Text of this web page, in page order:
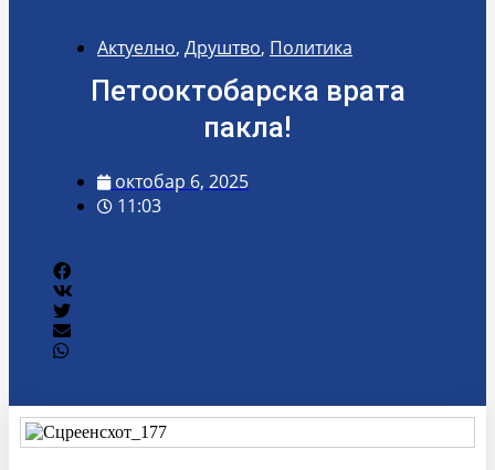
Актуелно, Друштво, Политика
Петооктобарска врата
пакла!
октобар 6, 2025
11:03